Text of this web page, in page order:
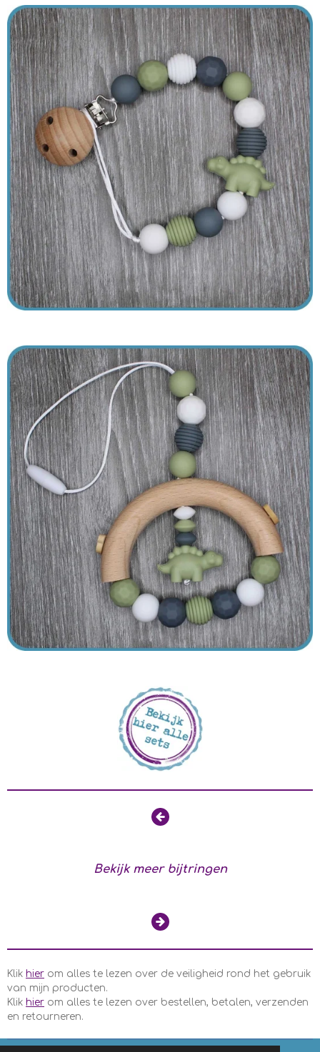
Bekijk meer bijtringen
Klik hier om alles te lezen over de veiligheid rond het gebruik
van mijn producten.
Klik hier om alles te lezen over bestellen, betalen, verzenden
en retourneren.